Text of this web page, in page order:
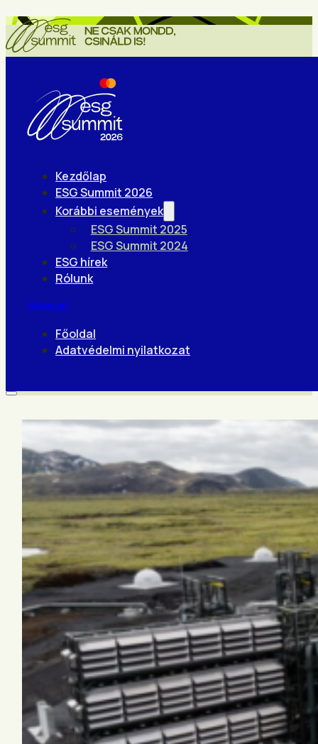
Kezdőlap
ESG Summit 2026
Korábbi események
ESG Summit 2025
ESG Summit 2024
ESG hírek
Rólunk
Hírlevél
Főoldal
Adatvédelmi nyilatkozat